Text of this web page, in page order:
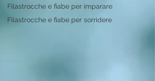
Filastrocche e fiabe per imparare
Filastrocche e fiabe per sorridere